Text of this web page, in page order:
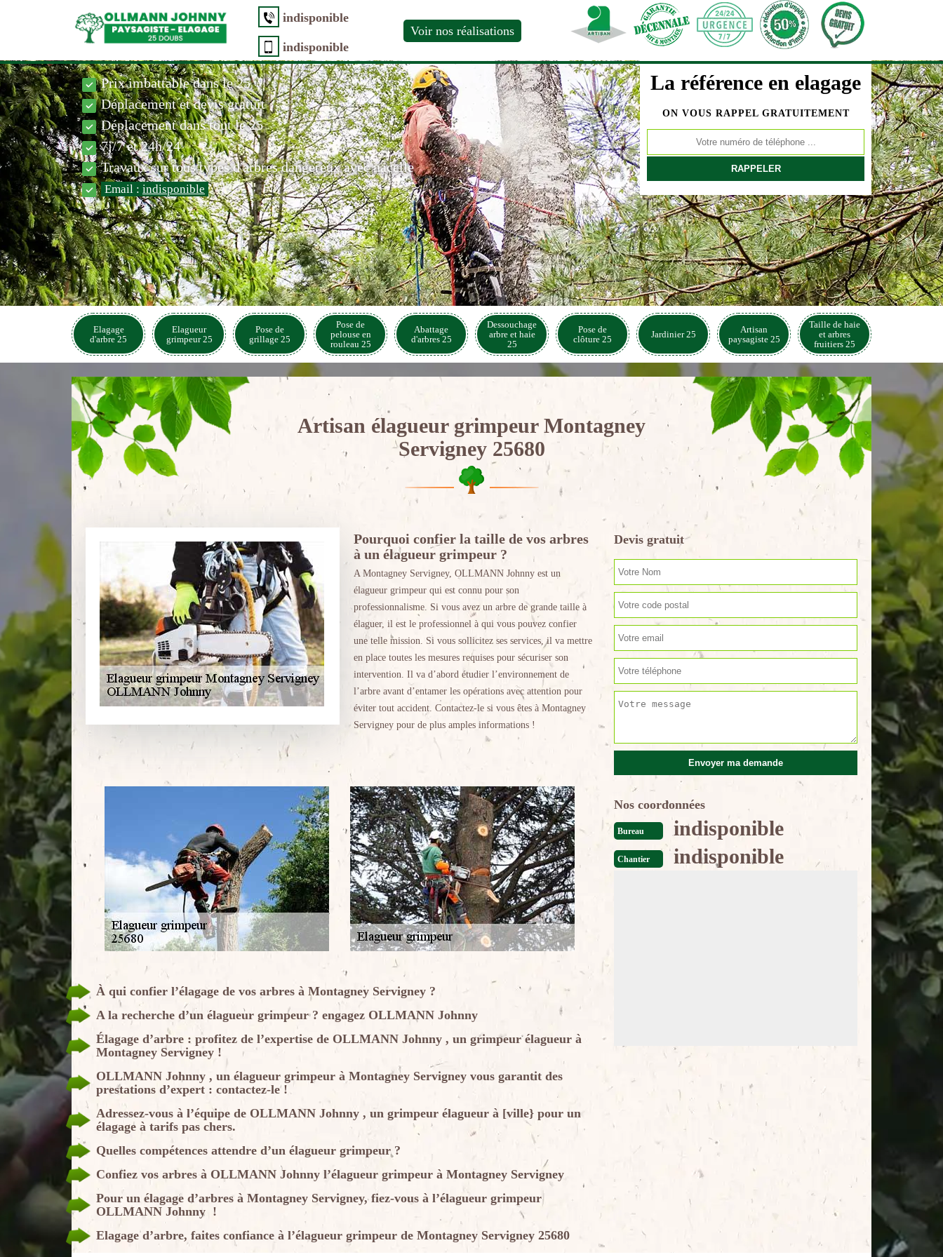
indisponible
indisponible
Voir nos réalisations
La référence en elagage
ON VOUS RAPPEL GRATUITEMENT
Prix imbattable dans le 25
Déplacement et devis gratuit
Déplacement dans tout le 25
7j/7 et 24h/24
Travaux sur tous types d'arbres dangereux avec nacelle
Email : indisponible
Elagage
d'arbre 25
Elagueur
grimpeur 25
Pose de
grillage 25
Pose de
pelouse en
rouleau 25
Abattage
d'arbres 25
Dessouchage
arbre et haie
25
Pose de
clôture 25
Jardinier 25
Artisan
paysagiste 25
Taille de haie
et arbres
fruitiers 25
Artisan élagueur grimpeur Montagney
Servigney 25680
Pourquoi confier la taille de vos arbres
à un élagueur grimpeur ?
A Montagney Servigney, OLLMANN Johnny est un
élagueur grimpeur qui est connu pour son
professionnalisme. Si vous avez un arbre de grande taille à
élaguer, il est le professionnel à qui vous pouvez confier
une telle mission. Si vous sollicitez ses services, il va mettre
en place toutes les mesures requises pour sécuriser son
intervention. Il va d’abord étudier l’environnement de
l’arbre avant d’entamer les opérations avec attention pour
éviter tout accident. Contactez-le si vous êtes à Montagney
Servigney pour de plus amples informations !
À qui confier l’élagage de vos arbres à Montagney Servigney ?
A la recherche d’un élagueur grimpeur ? engagez OLLMANN Johnny
Élagage d’arbre : profitez de l’expertise de OLLMANN Johnny , un grimpeur élagueur à
Montagney Servigney !
OLLMANN Johnny , un élagueur grimpeur à Montagney Servigney vous garantit des
prestations d’expert : contactez-le !
Adressez-vous à l’équipe de OLLMANN Johnny , un grimpeur élagueur à [ville} pour un
élagage à tarifs pas chers.
Quelles compétences attendre d’un élagueur grimpeur ?
Confiez vos arbres à OLLMANN Johnny l’élagueur grimpeur à Montagney Servigney
Pour un élagage d’arbres à Montagney Servigney, fiez-vous à l’élagueur grimpeur
OLLMANN Johnny !
Elagage d’arbre, faites confiance à l’élagueur grimpeur de Montagney Servigney 25680
Devis gratuit
Nos coordonnées
Bureau indisponible
Chantier indisponible